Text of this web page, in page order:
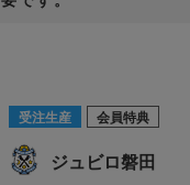
受注生産 会員特典
ジュビロ磐田